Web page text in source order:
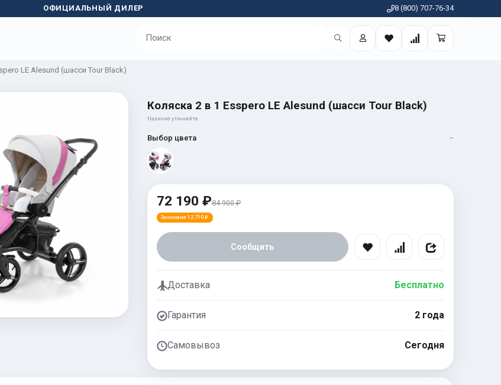
ОФИЦИАЛЬНЫЙ ДИЛЕР 8 (800) 707-76-34
LE Alesund (шасси Tour Black)
Коляска 2 в 1 Esspero LE Alesund (шасси Tour Black)
Наличие уточняйте
Выбор цвета —
72 190 ₽84 900 ₽
Экономия 12 710 ₽
Сообщить
Доставка Бесплатно
Гарантия 2 года
Самовывоз Сегодня